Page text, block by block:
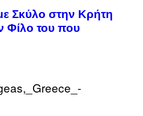
Σκύλο στην Κρήτη
Φίλο του που